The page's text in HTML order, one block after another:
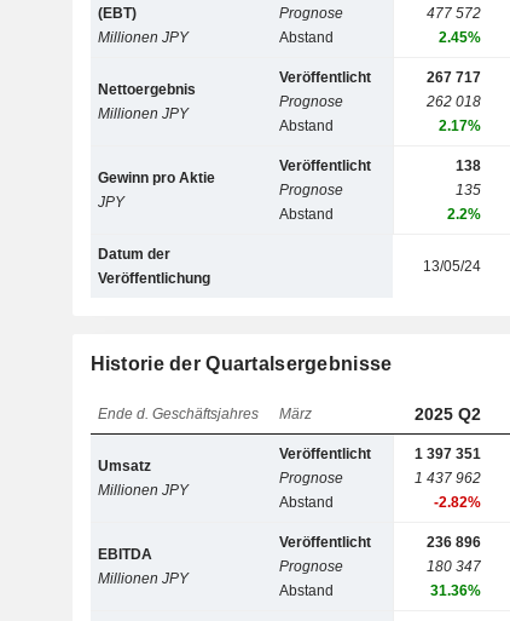
(EBT)
Millionen JPY
Prognose
Abstand
477 572
2.45%
Nettoergebnis
Millionen JPY
Veröffentlicht
Prognose
Abstand
267 717
262 018
2.17%
Gewinn pro Aktie
JPY
Veröffentlicht
Prognose
Abstand
138
135
2.2%
Datum der
Veröffentlichung
13/05/24
Historie der Quartalsergebnisse
Ende d. Geschäftsjahres März 2025 Q2
Umsatz
Millionen JPY
Veröffentlicht
Prognose
Abstand
1 397 351
1 437 962
-2.82%
EBITDA
Millionen JPY
Veröffentlicht
Prognose
Abstand
236 896
180 347
31.36%